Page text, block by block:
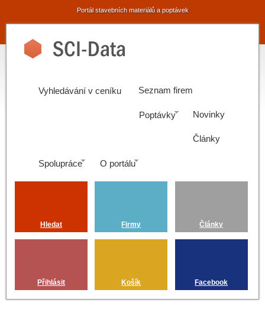
Portál stavebních materiálů a poptávek
Vyhledávání v ceníku Seznam firem
Poptávky Novinky
Články
Spolupráce O portálu
Hledat Firmy Články
Přihlásit Košík Facebook